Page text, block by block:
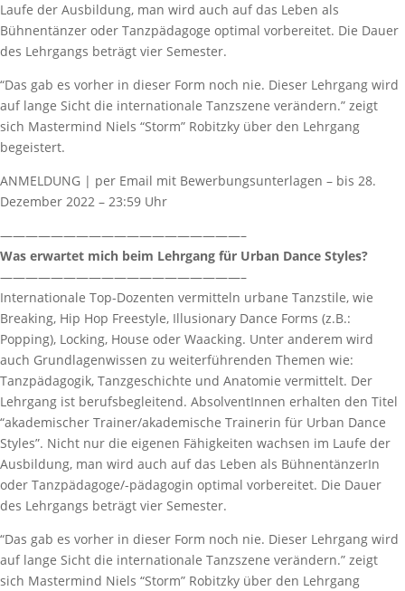
Laufe der Ausbildung, man wird auch auf das Leben als
Bühnentänzer oder Tanzpädagoge optimal vorbereitet. Die Dauer
des Lehrgangs beträgt vier Semester.
“Das gab es vorher in dieser Form noch nie. Dieser Lehrgang wird
auf lange Sicht die internationale Tanzszene verändern.” zeigt
sich Mastermind Niels “Storm” Robitzky über den Lehrgang
begeistert.
ANMELDUNG | per Email mit Bewerbungsunterlagen – bis 28.
Dezember 2022 – 23:59 Uhr
———————————————————–
Was erwartet mich beim Lehrgang für Urban Dance Styles?
———————————————————–
Internationale Top-Dozenten vermitteln urbane Tanzstile, wie
Breaking, Hip Hop Freestyle, Illusionary Dance Forms (z.B.:
Popping), Locking, House oder Waacking. Unter anderem wird
auch Grundlagenwissen zu weiterführenden Themen wie:
Tanzpädagogik, Tanzgeschichte und Anatomie vermittelt. Der
Lehrgang ist berufsbegleitend. AbsolventInnen erhalten den Titel
“akademischer Trainer/akademische Trainerin für Urban Dance
Styles”. Nicht nur die eigenen Fähigkeiten wachsen im Laufe der
Ausbildung, man wird auch auf das Leben als BühnentänzerIn
oder Tanzpädagoge/-pädagogin optimal vorbereitet. Die Dauer
des Lehrgangs beträgt vier Semester.
“Das gab es vorher in dieser Form noch nie. Dieser Lehrgang wird
auf lange Sicht die internationale Tanzszene verändern.” zeigt
sich Mastermind Niels “Storm” Robitzky über den Lehrgang